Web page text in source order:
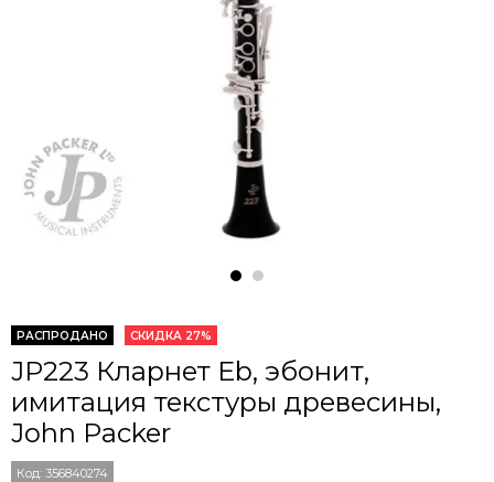
РАСПРОДАНО СКИДКА 27%
JP223 Кларнет Eb, эбонит,
имитация текстуры древесины,
John Packer
Код: 356840274